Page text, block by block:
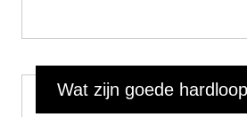
Wat zijn goede